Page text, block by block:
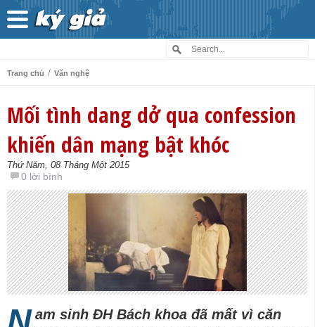
Trang chủ / Văn nghệ
Mối tình dang dở qua confession
khiến dân mạng bật khóc
Thứ Năm, 08 Tháng Một 2015
0 lời bình
am sinh ĐH Bách khoa đã mất vì căn